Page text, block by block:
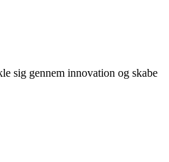
sig gennem innovation og skabe